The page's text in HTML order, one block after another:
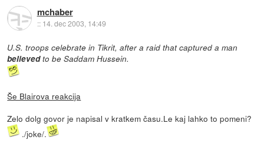
mchaber
:: 14. dec 2003, 14:49
U.S. troops celebrate in Tikrit, after a raid that captured a man
believedto be Saddam Hussein.
Še Blairova reakcija
Zelo dolg govor je napisal v kratkem času.Le kaj lahko to pomeni?
./joke/.